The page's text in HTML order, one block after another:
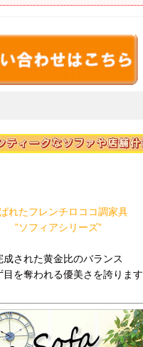
れたフレンチロココ調家具
”ソフィアシリーズ”
成された黄金比のバランス
目を奪われる優美さを誇ります